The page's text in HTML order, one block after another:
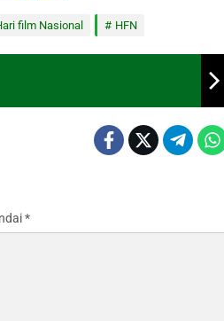
film Nasional HFN
*